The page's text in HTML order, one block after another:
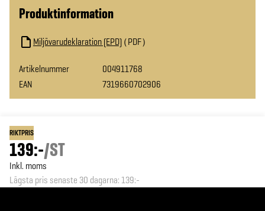
Produktinformation
Miljövarudeklaration (EPD) PDF
Artikelnummer
004911768
EAN
7319660702906
RIKTPRIS
139:-/ST
Inkl. moms
Lägsta pris senaste 30 dagarna: 139:-